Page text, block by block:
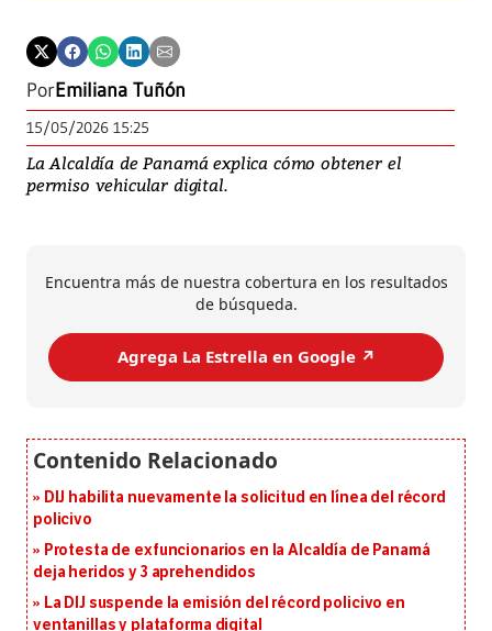
PorEmiliana Tuñón
15/05/2026 15:25
La Alcaldía de Panamá explica cómo obtener el
permiso vehicular digital.
Encuentra más de nuestra cobertura en los resultados
de búsqueda.
Agrega La Estrella en Google ↗️
DIJ habilita nuevamente la solicitud en línea del récord
policivo
Protesta de exfuncionarios en la Alcaldía de Panamá
deja heridos y 3 aprehendidos
La DIJ suspende la emisión del récord policivo en
ventanillas y plataforma digital